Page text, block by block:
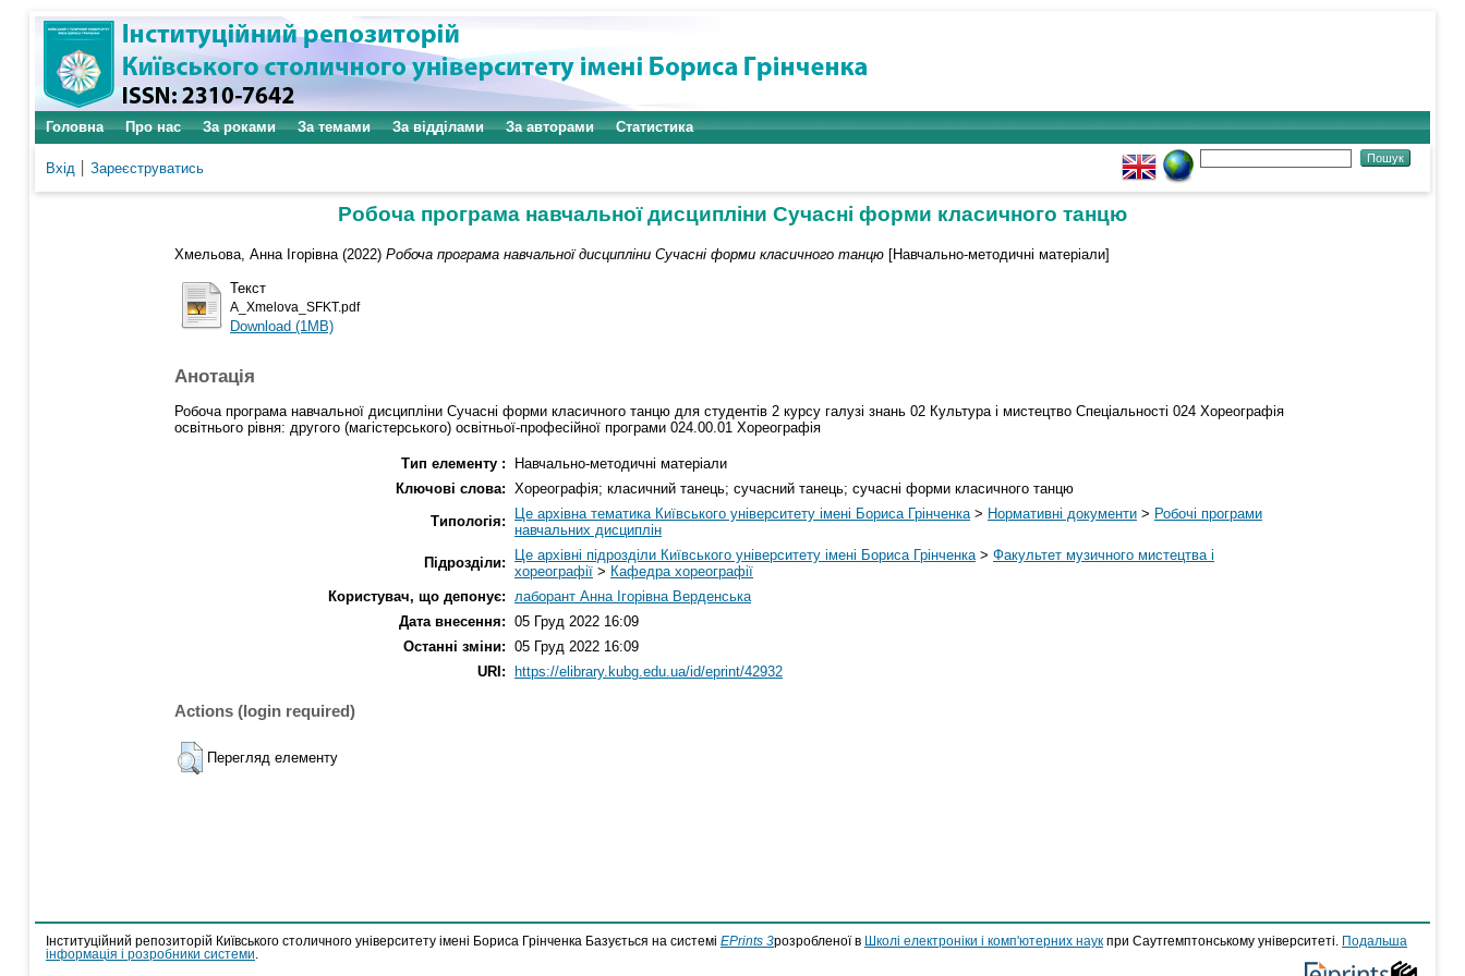
Головна Про нас За роками За темами За відділами За авторами Статистика
Вхід Зареєструватись
Робоча програма навчальної дисципліни Сучасні форми класичного танцю
Хмельова, Анна Ігорівна (2022) Робоча програма навчальної дисципліни Сучасні форми класичного танцю [Навчально-методичні матеріали]
Текст
A_Xmelova_SFKT.pdf
Download (1MB)
Анотація
Робоча програма навчальної дисципліни Сучасні форми класичного танцю для студентів 2 курсу галузі знань 02 Культура і мистецтво Спеціальності 024 Хореографія
освітнього рівня: другого (магістерського) освітньої-професійної програми 024.00.01 Хореографія
Тип елементу :
Навчально-методичні матеріали
Ключові слова: Хореографія; класичний танець; сучасний танець; сучасні форми класичного танцю
Типологія:
Це архівна тематика Київського університету імені Бориса Грінченка > Нормативні документи > Робочі програми
навчальних дисциплін
Підрозділи:
Це архівні підрозділи Київського університету імені Бориса Грінченка > Факультет музичного мистецтва і
хореографії > Кафедра хореографії
Користувач, що депонує:
лаборант Анна Ігорівна Верденська
Дата внесення: 05 Груд 2022 16:09
Останні зміни: 05 Груд 2022 16:09
URI:
https://elibrary.kubg.edu.ua/id/eprint/42932
Actions (login required)
Перегляд елементу
Інституційний репозиторій Київського столичного університету імені Бориса Грінченка Базується на системі EPrints 3розробленої в Школі електроніки і комп'ютерних наук при Саутгемптонському університеті.
Подальша
інформація і розробники системи